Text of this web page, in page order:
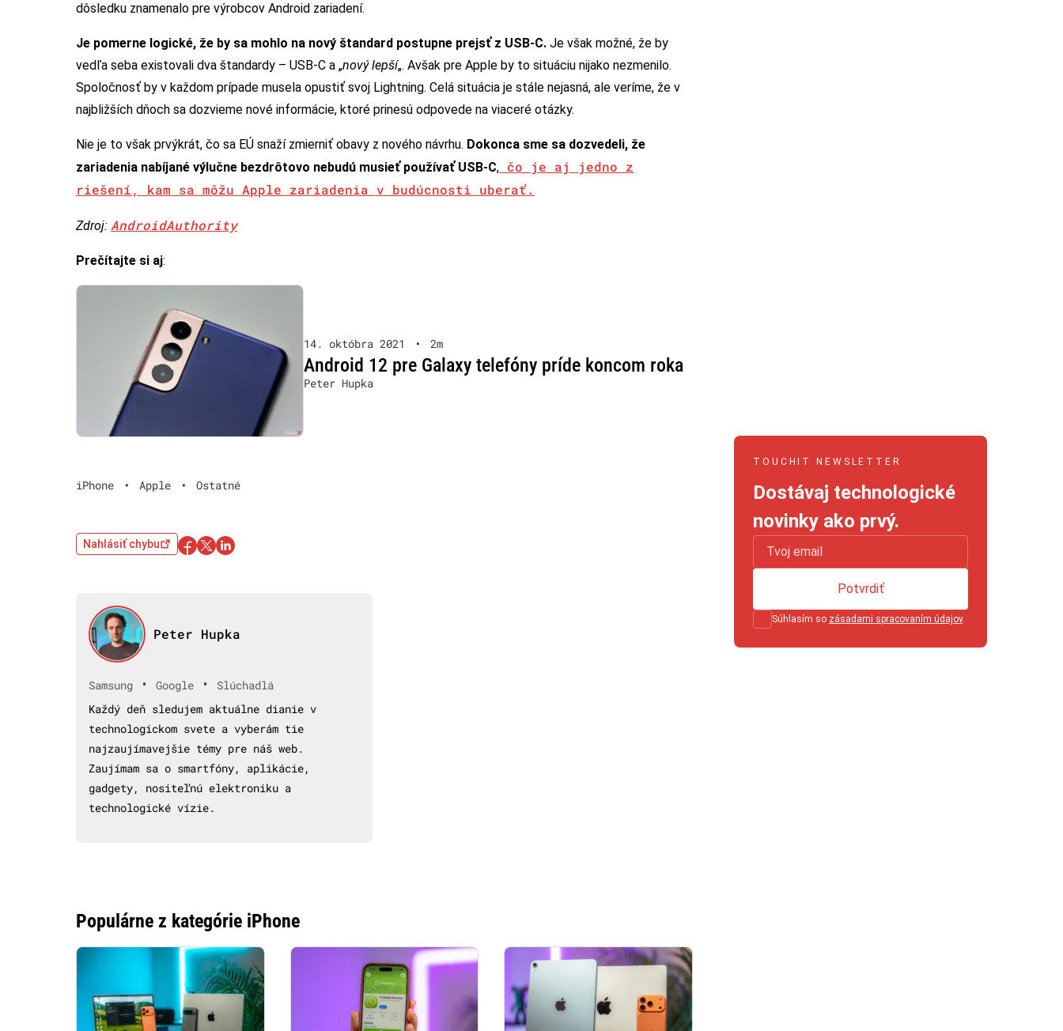
dôsledku znamenalo pre výrobcov Android zariadení.
Je pomerne logické, že by sa mohlo na nový štandard postupne prejsť z USB-C. Je však možné, že by
vedľa seba existovali dva štandardy – USB-C a „nový lepší„. Avšak pre Apple by to situáciu nijako nezmenilo.
Spoločnosť by v každom prípade musela opustiť svoj Lightning. Celá situácia je stále nejasná, ale veríme, že v
najbližších dňoch sa dozvieme nové informácie, ktoré prinesú odpovede na viaceré otázky.
Nie je to však prvýkrát, čo sa EÚ snaží zmierniť obavy z nového návrhu. Dokonca sme sa dozvedeli, že
zariadenia nabíjané výlučne bezdrôtovo nebudú musieť používať USB-C, čo je aj jedno z
riešení, kam sa môžu Apple zariadenia v budúcnosti uberať.
Zdroj: AndroidAuthority
Prečítajte si aj:
14. októbra 2021 • 2m
Android 12 pre Galaxy telefóny príde koncom roka
Peter Hupka
iPhone • Apple • Ostatné
Nahlásiť chybu
Peter Hupka
Samsung • Google •
Slúchadlá
Každý deň sledujem aktuálne dianie v
technologickom svete a vyberám tie
najzaujímavejšie témy pre náš web.
Zaujímam sa o smartfóny, aplikácie,
gadgety, nositeľnú elektroniku a
technologické vízie.
Populárne z kategórie iPhone
TOUCHIT NEWSLETTER
Dostávaj technologické
novinky ako prvý.
Súhlasím so zásadami spracovaním údajov.
Potvrdiť